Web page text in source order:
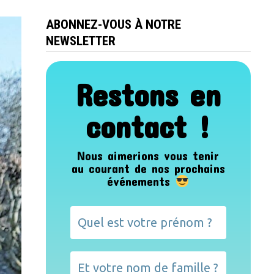
ABONNEZ-VOUS À NOTRE
NEWSLETTER
Restons en
contact !
Nous aimerions vous tenir
au courant de nos prochains
événements